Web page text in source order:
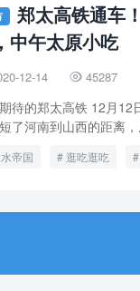
郑太高铁通车
中午太原小吃
12-14  45287
待的郑太高铁 12月12
了河南到山西的距离
帝国 逛吃逛吃